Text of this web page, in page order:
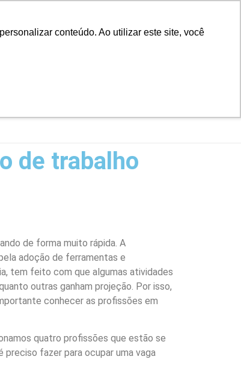
conteúdo. Ao utilizar este site, você
de trabalho
de forma muito rápida. A
adoção de ferramentas e
tem feito com que algumas atividades
outras ganham projeção. Por isso,
conhecer as profissões em
quatro profissões que estão se
preciso fazer para ocupar uma vaga